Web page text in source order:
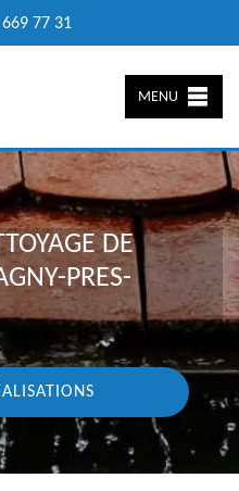
77 31
MENU
DE
PRES-